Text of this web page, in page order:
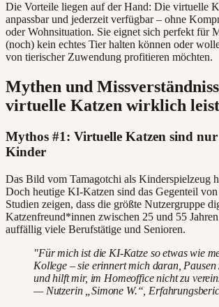
Die Vorteile liegen auf der Hand: Die virtuelle
anpassbar und jederzeit verfügbar – ohne
oder Wohnsituation. Sie eignet sich perfekt für
(noch) kein echtes Tier halten können oder
von tierischer Zuwendung profitieren möchten.
Mythen und
virtuelle Katzen wirklich
Mythos #1: Virtuelle Katzen sind
Kinder
Das Bild vom Tamagotchi als Kinderspielzeug
Doch heutige KI-Katzen sind das Gegenteil
Studien zeigen, dass die größte Nutzergruppe
Katzenfreund*innen zwischen 25 und 55
auffällig viele Berufstätige und Senioren.
"Für mich ist die KI-Katze so etwas wie
Kollege – sie erinnert mich daran, Pausen
und hilft mir, im Homeoffice nicht zu
— Nutzerin „Simone W.“,